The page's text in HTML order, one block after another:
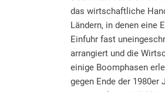
das wirtschaftliche
Ländern, in denen eine
Einfuhr fast
arrangiert und die
einige Boomphasen
gegen Ende der 1980er